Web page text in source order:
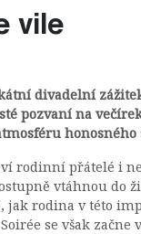
vile
divadelní
pozvaní na
honosného
rodinní přátelé i
vtáhnou do
jak rodina v této
se však